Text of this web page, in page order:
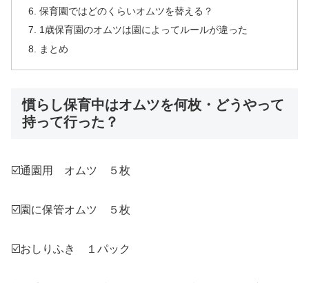
保育園ではどのくらいオムツを替える？
1歳保育園のオムツは園によってルールが違った
まとめ
慣らし保育中はオムツを何枚・どうやって
持って行った？
☑️通園用 オムツ ５枚
☑️園に保管オムツ ５枚
☑️おしりふき １パック